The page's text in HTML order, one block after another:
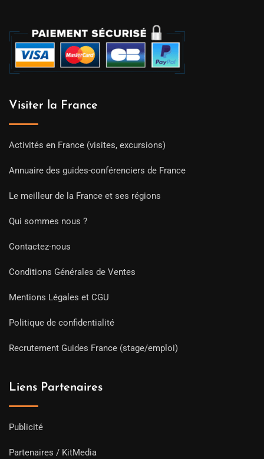
Visiter la France
Activités en France (visites, excursions)
Annuaire des guides-conférenciers de France
Le meilleur de la France et ses régions
Qui sommes nous ?
Contactez-nous
Conditions Générales de Ventes
Mentions Légales et CGU
Politique de confidentialité
Recrutement Guides France (stage/emploi)
Liens Partenaires
Publicité
Partenaires / KitMedia